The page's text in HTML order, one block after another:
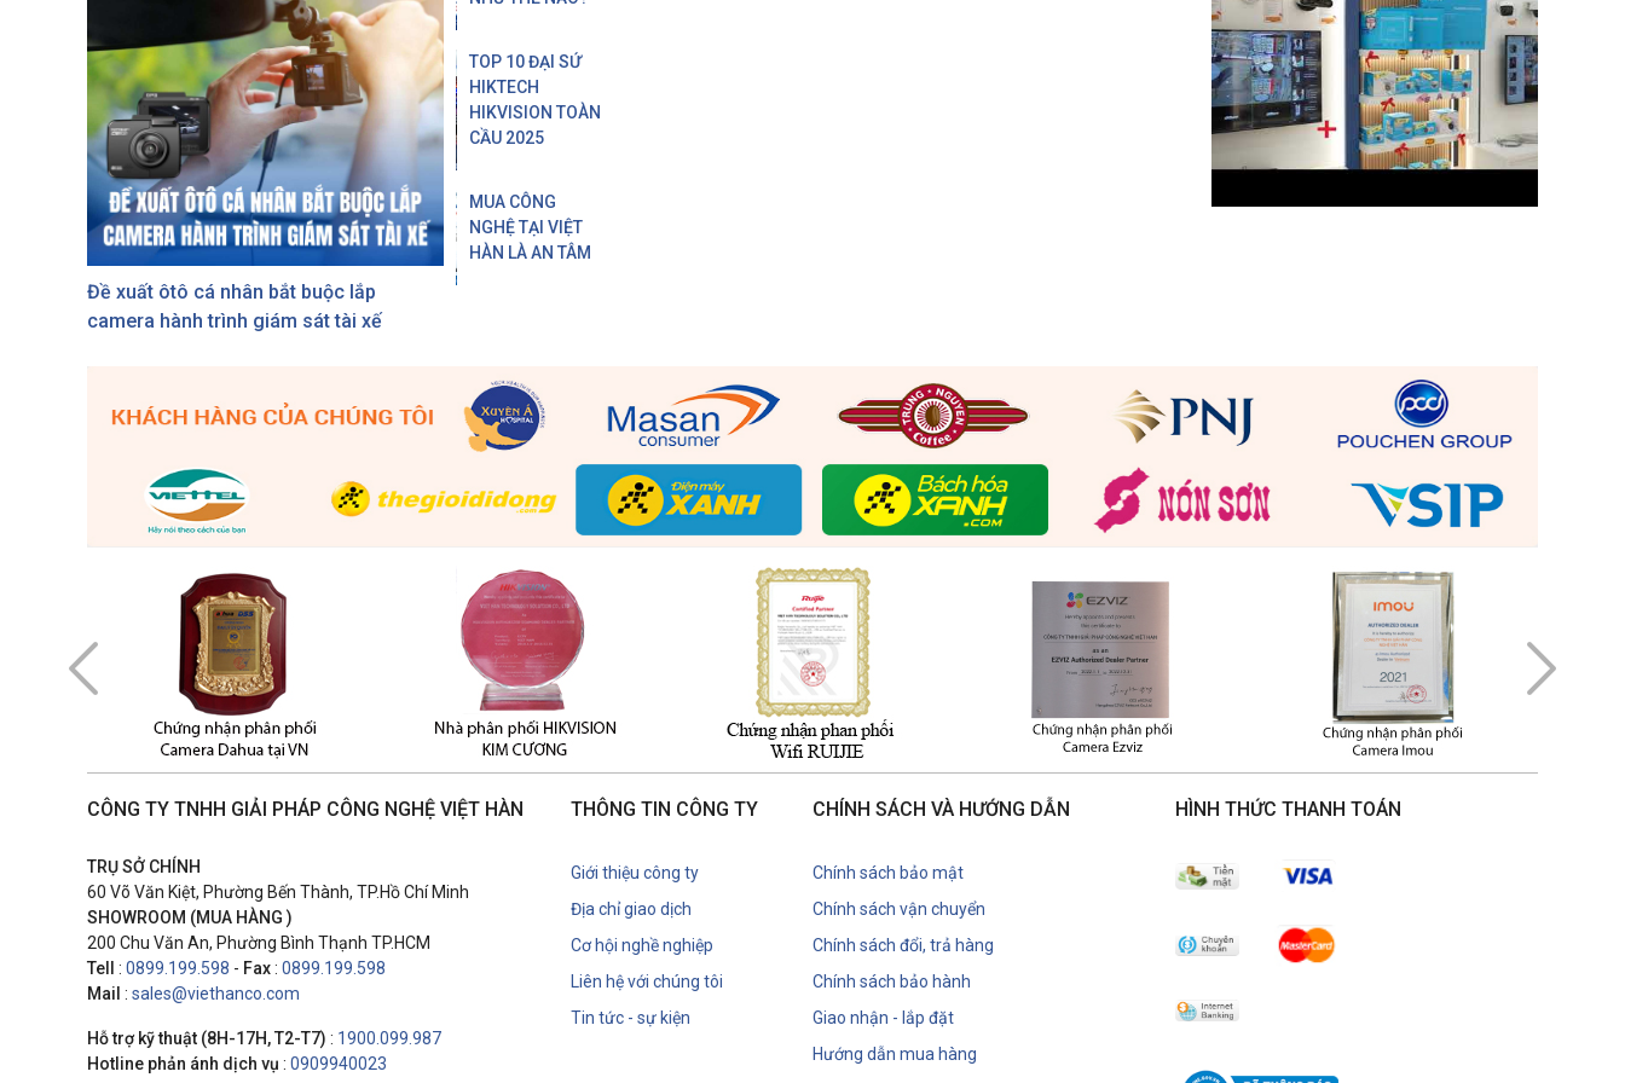
Ngoài ra, Với nền tảng nghiên cứu, cơ sở vật chất kỹ thuật và hệ thống nhân sự vững mạnh. Thương
hiệu UTOUR đặt ra nhiều mục tiêu cho tương lai, luôn cố gắng phát triển chất lượng sản phẩm. Và đã
đạt được nhiều giải thưởng công nghệ tiên tiến, đóng góp cho giá trị thương mại toàn cầu.
Tính đến thời điểm hiện tại, thương hiệu UTOUR đã sở hữu hơn 100 bằng sáng chế thuật toán phát
triển độc quyền. Và cung cấp dịch vụ kỹ thuật cho các sản phẩm hỗ trợ người lái xe. Đơn vị đã hợp
tác cung cấp các giải pháp công nghệ thông minh và an toàn với các thương hiệu hàng đầu trên thế
giới, được nhiều người dùng đánh giá cao.
Tại sao nên chọn mua Camera Hành Trình UTOUR?
Đề xuất ôtô cá nhân bắt buộc lắp
camera hành trình giám sát tài xế
TOP 10 ĐẠI SỨ
HIKTECH
HIKVISION TOÀN
CẦU 2025
MUA CÔNG
NGHỆ TẠI VIỆT
HÀN LÀ AN TÂM
CÔNG TY TNHH GIẢI PHÁP CÔNG NGHỆ VIỆT HÀN
TRỤ SỞ CHÍNH
60 Võ Văn Kiệt, Phường Bến Thành, TP.Hồ Chí Minh
SHOWROOM (MUA HÀNG )
200 Chu Văn An, Phường Bình Thạnh TP.HCM
Tell : 0899.199.598 - Fax: 0899.199.598
Mail : sales@viethanco.com
Hỗ trợ kỹ thuật (8H-17H, T2-T7) : 1900.099.987
Hotline phản ánh dịch vụ : 0909940023
THÔNG TIN CÔNG TY
Giới thiệu công ty
Địa chỉ giao dịch
Cơ hội nghề nghiệp
Liên hệ với chúng tôi
Tin tức - sự kiện
CHÍNH SÁCH VÀ HƯỚNG DẪN
Chính sách bảo mật
Chính sách vận chuyển
Chính sách đổi, trả hàng
Chính sách bảo hành
Giao nhận - lắp đặt
Hướng dẫn mua hàng
HÌNH THỨC THANH TOÁN